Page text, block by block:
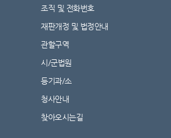
조직 및 전화번호
재판개정 및 법정안내
관할구역
시/군법원
등기과/소
청사안내
찾아오시는길